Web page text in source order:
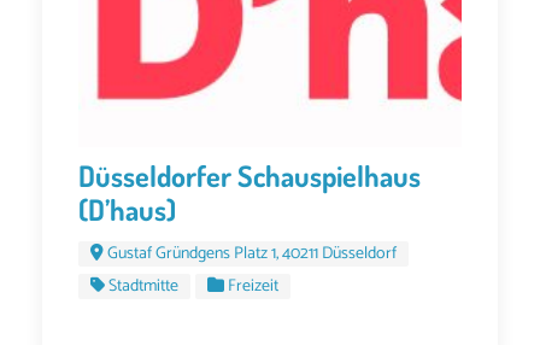
Düsseldorfer Schauspielhaus
(D’haus)
Gustaf Gründgens Platz 1, 40211 Düsseldorf
Stadtmitte
Freizeit